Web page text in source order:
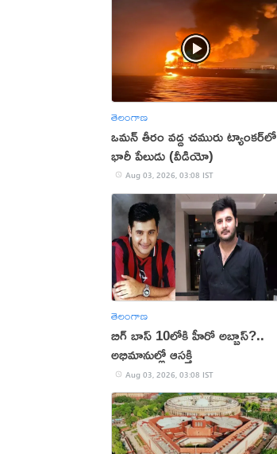
తెలంగాణ
ఒమన్‌ తీరం వద్ద చమురు ట్యాంకర్‌లో
భారీ పేలుడు (వీడియో)
Aug 03, 2026, 03:08 IST
తెలంగాణ
బిగ్ బాస్ 10లోకి హీరో అబ్బాస్?..
అభిమానుల్లో ఆసక్తి
Aug 03, 2026, 03:08 IST